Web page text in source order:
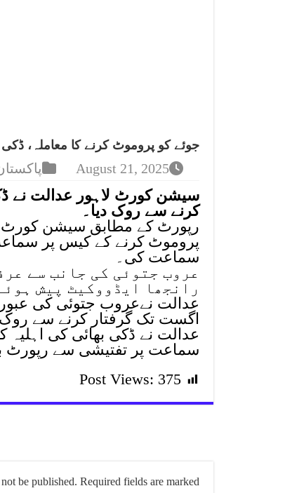
جوئے کو پروموٹ کرنے کا معاملہ،
August 21, 2025
کرنے سے روک دیا۔
رپورٹ کے مطابق سیشن کورٹ
پروموٹ کرنے کے کیس پر
سماعت کی۔
عروب جتوئی کی جانب سے
رانجھا ایڈووکیٹ پیش
اگست تک گرفتار کرنے سے روک
عدالت نے ڈکی بھائی کی اہلیہ
سماعت پر تفتیشی سے رپورٹ
Post Views: 375
be published. Required fields are marked